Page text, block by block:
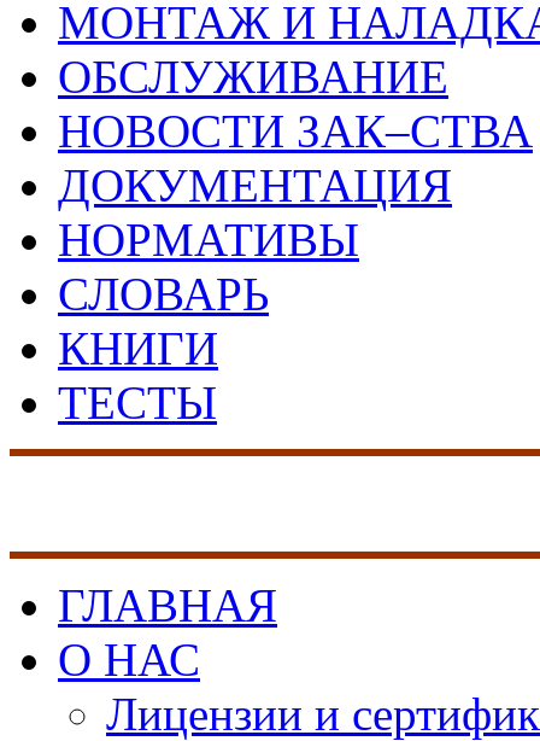
МОНТАЖ И
ОБСЛУЖИВАНИЕ
НОВОСТИ ЗАК–СТВА
ДОКУМЕНТАЦИЯ
НОРМАТИВЫ
СЛОВАРЬ
КНИГИ
ТЕСТЫ
ГЛАВНАЯ
О НАС
Лицензии и